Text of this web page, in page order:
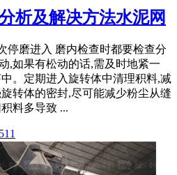
析及解决方法水泥网
停磨进入 磨内检查时都要检查分
,如果有松动的话,需及时地紧一
。定期进入旋转体中清理积料,减
转体的密封,尽可能减少粉尘从缝
料多导致 ...